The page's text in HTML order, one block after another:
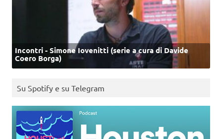
Incontri - Simone Iovenitti (serie a cura di Davide
Coero Borga)
Su Spotify e su Telegram